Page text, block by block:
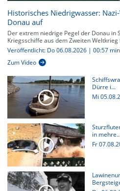
Historisches Niedrigwasser:
Donau auf
Der extrem niedrige Pegel der Donau in
Kriegsschiffe aus dem Zweiten
Veröffentlicht: Do 06.08.2026 | 00:57 min
Zum Video
Dürre i...
Mi
in
Fr